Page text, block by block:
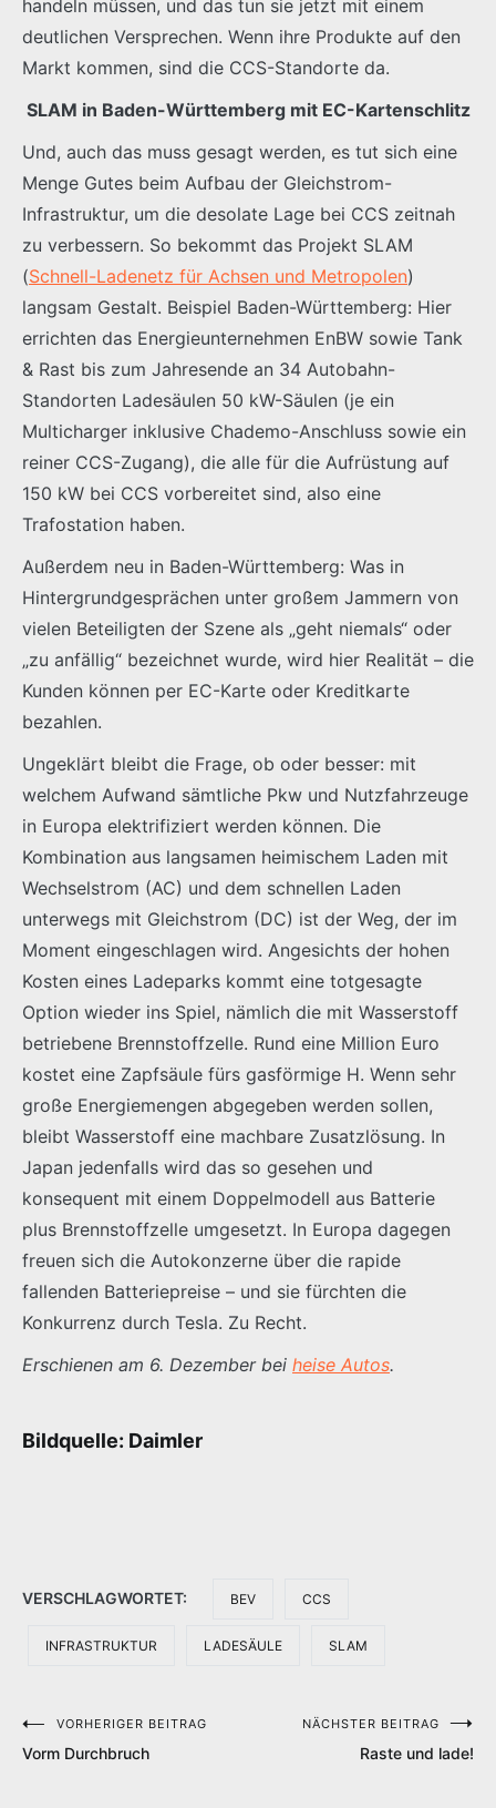
handeln müssen, und das tun sie jetzt mit einem
deutlichen Versprechen. Wenn ihre Produkte auf den
Markt kommen, sind die CCS-Standorte da.
SLAM in Baden-Württemberg mit EC-Kartenschlitz
Und, auch das muss gesagt werden, es tut sich eine
Menge Gutes beim Aufbau der Gleichstrom-
Infrastruktur, um die desolate Lage bei CCS zeitnah
zu verbessern. So bekommt das Projekt SLAM
(Schnell-Ladenetz für Achsen und Metropolen)
langsam Gestalt. Beispiel Baden-Württemberg: Hier
errichten das Energieunternehmen EnBW sowie Tank
& Rast bis zum Jahresende an 34 Autobahn-
Standorten Ladesäulen 50 kW-Säulen (je ein
Multicharger inklusive Chademo-Anschluss sowie ein
reiner CCS-Zugang), die alle für die Aufrüstung auf
150 kW bei CCS vorbereitet sind, also eine
Trafostation haben.
Außerdem neu in Baden-Württemberg: Was in
Hintergrundgesprächen unter großem Jammern von
vielen Beteiligten der Szene als „geht niemals“ oder
„zu anfällig“ bezeichnet wurde, wird hier Realität – die
Kunden können per EC-Karte oder Kreditkarte
bezahlen.
Ungeklärt bleibt die Frage, ob oder besser: mit
welchem Aufwand sämtliche Pkw und Nutzfahrzeuge
in Europa elektrifiziert werden können. Die
Kombination aus langsamen heimischem Laden mit
Wechselstrom (AC) und dem schnellen Laden
unterwegs mit Gleichstrom (DC) ist der Weg, der im
Moment eingeschlagen wird. Angesichts der hohen
Kosten eines Ladeparks kommt eine totgesagte
Option wieder ins Spiel, nämlich die mit Wasserstoff
betriebene Brennstoffzelle. Rund eine Million Euro
kostet eine Zapfsäule fürs gasförmige H. Wenn sehr
große Energiemengen abgegeben werden sollen,
bleibt Wasserstoff eine machbare Zusatzlösung. In
Japan jedenfalls wird das so gesehen und
konsequent mit einem Doppelmodell aus Batterie
plus Brennstoffzelle umgesetzt. In Europa dagegen
freuen sich die Autokonzerne über die rapide
fallenden Batteriepreise – und sie fürchten die
Konkurrenz durch Tesla. Zu Recht.
Erschienen am 6. Dezember bei heise Autos.
Bildquelle: Daimler
VERSCHLAGWORTET: BEV CCS
INFRASTRUKTUR LADESÄULE SLAM
Beitragsnavigation
VORHERIGER BEITRAG
Vorm Durchbruch
NÄCHSTER BEITRAG
Raste und lade!